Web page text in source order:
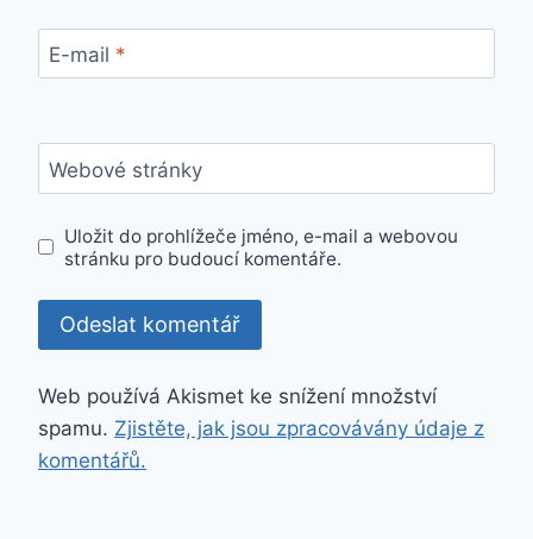
E-mail *
Webové stránky
Uložit do prohlížeče jméno, e-mail a webovou
stránku pro budoucí komentáře.
Web používá Akismet ke snížení množství
spamu. Zjistěte, jak jsou zpracovávány údaje z
komentářů.